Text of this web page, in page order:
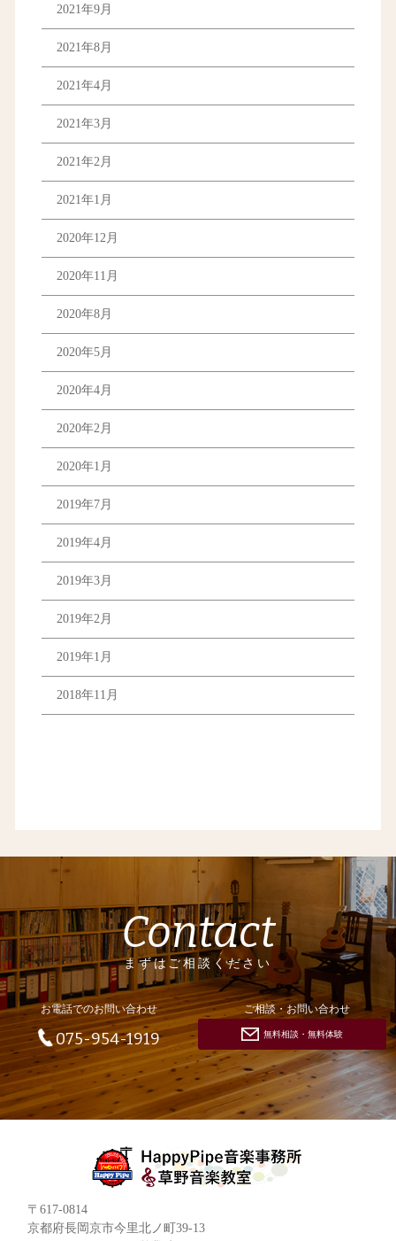
2021年9月
2021年8月
2021年4月
2021年3月
2021年2月
2021年1月
2020年12月
2020年11月
2020年8月
2020年5月
2020年4月
2020年2月
2020年1月
2019年7月
2019年4月
2019年3月
2019年2月
2019年1月
2018年11月
Contact
まずはご相談ください
お電話でのお問い合わせ
075-954-1919
ご相談・お問い合わせ
無料相談・無料体験
〒617-0814
京都府長岡京市今里北ノ町39-13